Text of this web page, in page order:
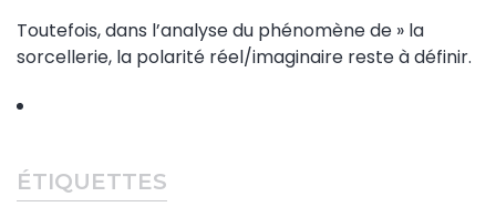
Toutefois, dans l’analyse du phénomène de » la
sorcellerie, la polarité réel/imaginaire reste à définir.
ÉTIQUETTES